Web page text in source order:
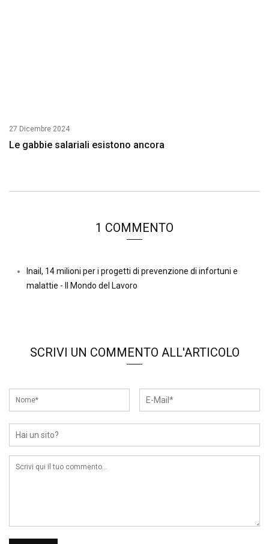
27 Dicembre 2024
Le gabbie salariali esistono ancora
1 COMMENTO
Inail, 14 milioni per i progetti di prevenzione di infortuni e
malattie - Il Mondo del Lavoro
SCRIVI UN COMMENTO ALL'ARTICOLO